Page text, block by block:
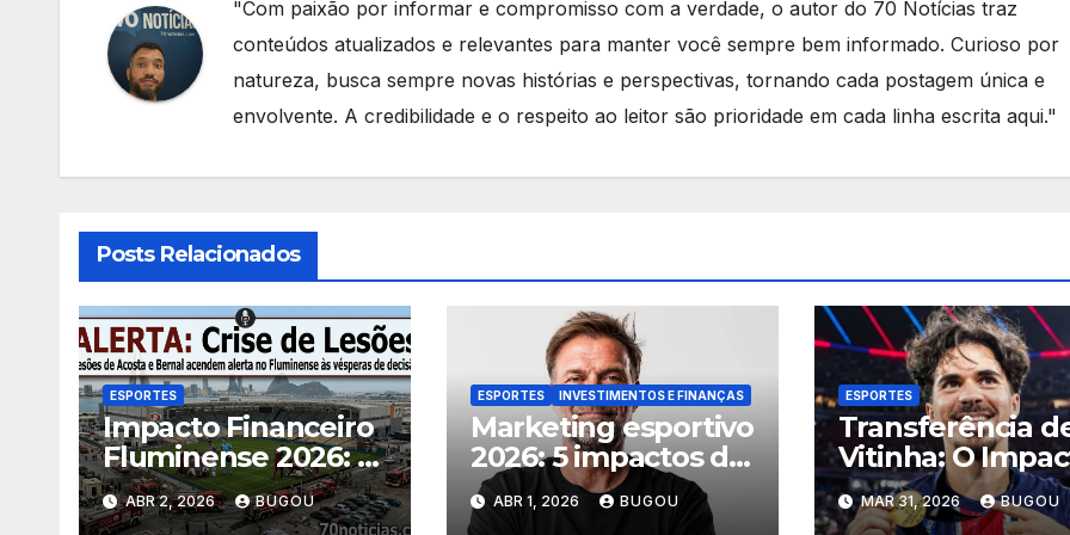
"Com paixão por informar e compromisso com a verdade, o autor do 70 Notícias traz
conteúdos atualizados e relevantes para manter você sempre bem informado. Curioso por
natureza, busca sempre novas histórias e perspectivas, tornando cada postagem única e
envolvente. A credibilidade e o respeito ao leitor são prioridade em cada linha escrita aqui."
Posts Relacionados
ESPORTES
Impacto Financeiro
Fluminense 2026: 7
Consequências das
Lesões
ABR 2, 2026 BUGOU
ESPORTES INVESTIMENTOS E FINANÇAS
Marketing esportivo
2026: 5 impactos da
saída de Klopp
ABR 1, 2026 BUGOU
ESPORTES
Transferência
Vitinha: O
de €100
2026
MAR 31, 2026 BUGOU